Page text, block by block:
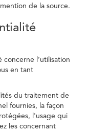
de la source.
l’utilisation
en tant
du traitement de
fournies, la façon
l'usage qui
les concernant